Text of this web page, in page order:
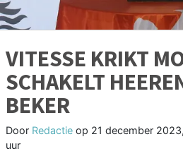
VITESSE KRIKT
SCHAKELT
BEKER
Door Redactie op 21 december
uur